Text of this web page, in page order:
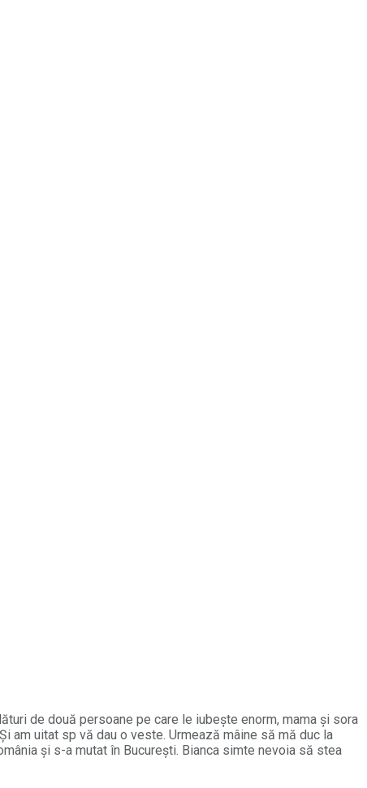
de două persoane pe care le iubește enorm, mama și sora
am uitat sp vă dau o veste. Urmează mâine să mă duc la
și s-a mutat în București. Bianca simte nevoia să stea